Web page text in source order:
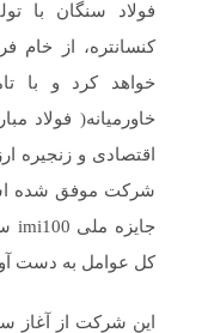
خواهد کرد و با
خاورمیانه( فولاد
اقتصادی و زنجیره
شرکت موفق شده
کل عوامل به دست